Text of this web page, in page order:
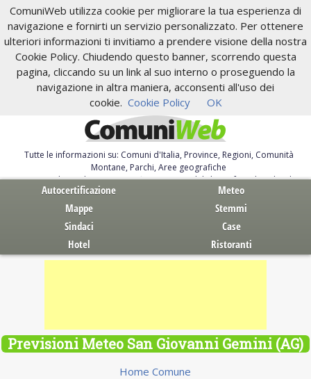
ComuniWeb utilizza cookie per migliorare la tua esperienza di
navigazione e fornirti un servizio personalizzato. Per ottenere
ulteriori informazioni ti invitiamo a prendere visione della nostra
Cookie Policy. Chiudendo questo banner, scorrendo questa
pagina, cliccando su un link al suo interno o proseguendo la
navigazione in altra maniera, acconsenti all'uso dei
cookie. Cookie Policy OK
Tutte le informazioni su: Comuni d'Italia, Province, Regioni, Comunità
Montane, Parchi, Aree geografiche
Servizi al Cittadino. Autocertificazione, moduli, leggi, free download
Autocertificazione
Meteo
Mappe
Stemmi
Sindaci
Case
Hotel
Ristoranti
Previsioni Meteo San Giovanni Gemini (AG)
Home Comune